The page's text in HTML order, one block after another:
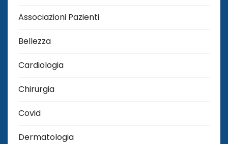
Associazioni Pazienti
Bellezza
Cardiologia
Chirurgia
Covid
Dermatologia